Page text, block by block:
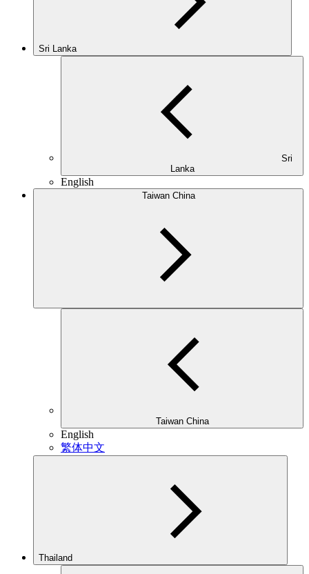
Sri Lanka
Lanka
English
Taiwan China
Taiwan China
English
繁体中文
Thailand